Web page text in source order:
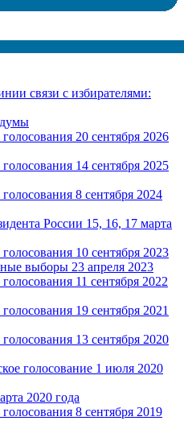
связи с избирателями:
20 сентября 2026
14 сентября 2025
8 сентября 2024
России 15, 16, 17 марта
10 сентября 2023
выборы 23 апреля 2023
11 сентября 2022
19 сентября 2021
13 сентября 2020
голосование 1 июля 2020
2020 года
8 сентября 2019